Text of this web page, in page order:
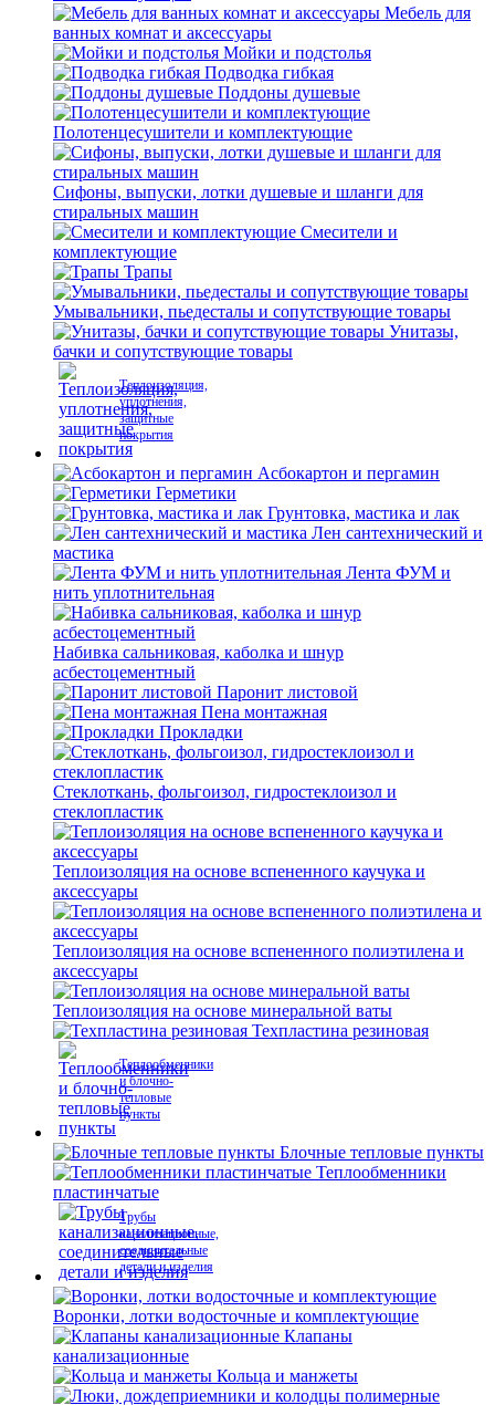
Мебель для
ванных комнат и аксессуары
Мойки и подстолья
Подводка гибкая
Поддоны душевые
Полотенцесушители и комплектующие
Сифоны, выпуски, лотки душевые и шланги для
стиральных машин
Смесители и
комплектующие
Трапы
Умывальники, пьедесталы и сопутствующие товары
Унитазы,
бачки и сопутствующие товары
Теплоизоляция,
уплотнения,
защитные
покрытия
Асбокартон и пергамин
Герметики
Грунтовка, мастика и лак
Лен сантехнический и
мастика
Лента ФУМ и
нить уплотнительная
Набивка сальниковая, каболка и шнур
асбестоцементный
Паронит листовой
Пена монтажная
Прокладки
Стеклоткань, фольгоизол, гидростеклоизол и
стеклопластик
Теплоизоляция на основе вспененного каучука и
аксессуары
Теплоизоляция на основе вспененного полиэтилена и
аксессуары
Теплоизоляция на основе минеральной ваты
Техпластина резиновая
Теплообменники
и блочно-
тепловые
пункты
Блочные тепловые пункты
Теплообменники
пластинчатые
Трубы
канализационные,
соединительные
детали и изделия
Воронки, лотки водосточные и комплектующие
Клапаны
канализационные
Кольца и манжеты